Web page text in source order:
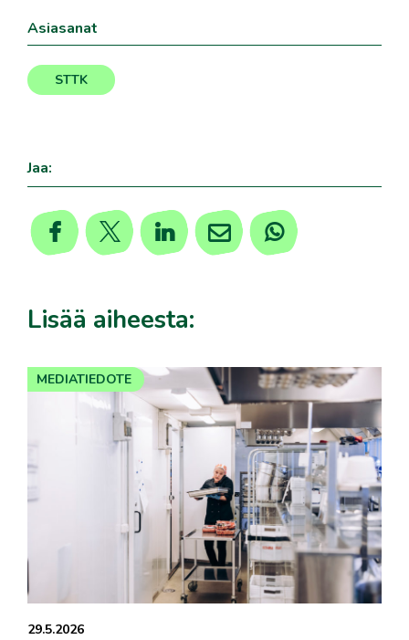
Asiasanat
STTK
Jaa:
Lisää aiheesta:
29.5.2026
MEDIATIEDOTE